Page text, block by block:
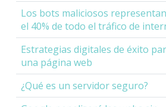
Los bots maliciosos
el 40% de todo el tráfico de
Estrategias digitales de éxito
una página web
¿Qué es un servidor seguro?